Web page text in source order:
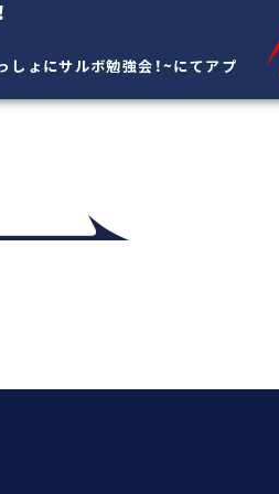
しょにサルボ勉強会！~にてアプ